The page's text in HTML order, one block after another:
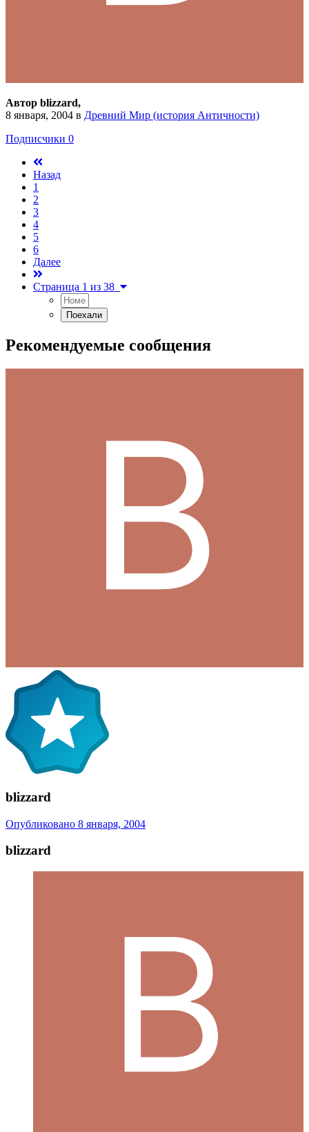
Автор blizzard,
8 января, 2004 в Древний Мир (история Античности)
Подписчики 0
Назад
1
2
3
4
5
6
Далее
Страница 1 из 38
Рекомендуемые сообщения
blizzard
Опубликовано 8 января, 2004
blizzard